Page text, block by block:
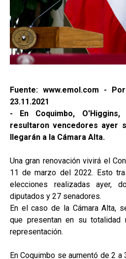
Fuente: www.emol.com -
23.11.2021
- En Coquimbo,
resultaron vencedores ayer
llegarán a la Cámara Alta.
Una gran renovación vivirá el
11 de marzo del 2022. Esto
elecciones realizadas ayer,
diputados y 27 senadores.
En el caso de la Cámara Alta,
que presentan en su totalidad
representación.
En Coquimbo se aumentó de 2